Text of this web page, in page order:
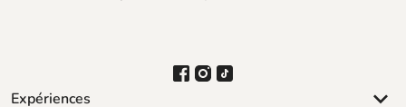
Expériences keyboard_arrow_down